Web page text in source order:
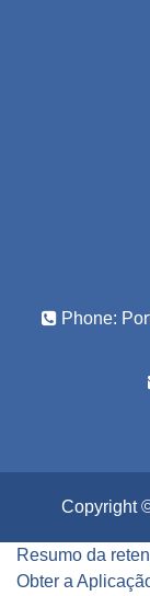
Phone:
Copyright
Resumo da
Obter a